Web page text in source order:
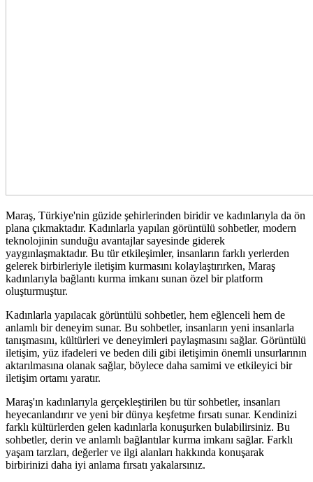
Maraş, Türkiye'nin güzide şehirlerinden biridir ve kadınlarıyla da ön
plana çıkmaktadır. Kadınlarla yapılan görüntülü sohbetler, modern
teknolojinin sunduğu avantajlar sayesinde giderek
yaygınlaşmaktadır. Bu tür etkileşimler, insanların farklı yerlerden
gelerek birbirleriyle iletişim kurmasını kolaylaştırırken, Maraş
kadınlarıyla bağlantı kurma imkanı sunan özel bir platform
oluşturmuştur.
Kadınlarla yapılacak görüntülü sohbetler, hem eğlenceli hem de
anlamlı bir deneyim sunar. Bu sohbetler, insanların yeni insanlarla
tanışmasını, kültürleri ve deneyimleri paylaşmasını sağlar. Görüntülü
iletişim, yüz ifadeleri ve beden dili gibi iletişimin önemli unsurlarının
aktarılmasına olanak sağlar, böylece daha samimi ve etkileyici bir
iletişim ortamı yaratır.
Maraş'ın kadınlarıyla gerçekleştirilen bu tür sohbetler, insanları
heyecanlandırır ve yeni bir dünya keşfetme fırsatı sunar. Kendinizi
farklı kültürlerden gelen kadınlarla konuşurken bulabilirsiniz. Bu
sohbetler, derin ve anlamlı bağlantılar kurma imkanı sağlar. Farklı
yaşam tarzları, değerler ve ilgi alanları hakkında konuşarak
birbirinizi daha iyi anlama fırsatı yakalarsınız.